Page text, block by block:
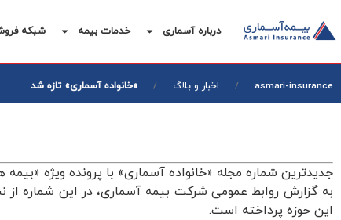
درباره آسماری خدمات بیمه شبکه
asmari-insurance اخبار و بلاگ «خانواده آسماری» تازه شد
جدیدترین شماره مجله «خانواده آسماری» با پرونده ویژه
به گزارش روابط عمومی شرکت بیمه آسماری، در این شماره
این حوزه پرداخته است.